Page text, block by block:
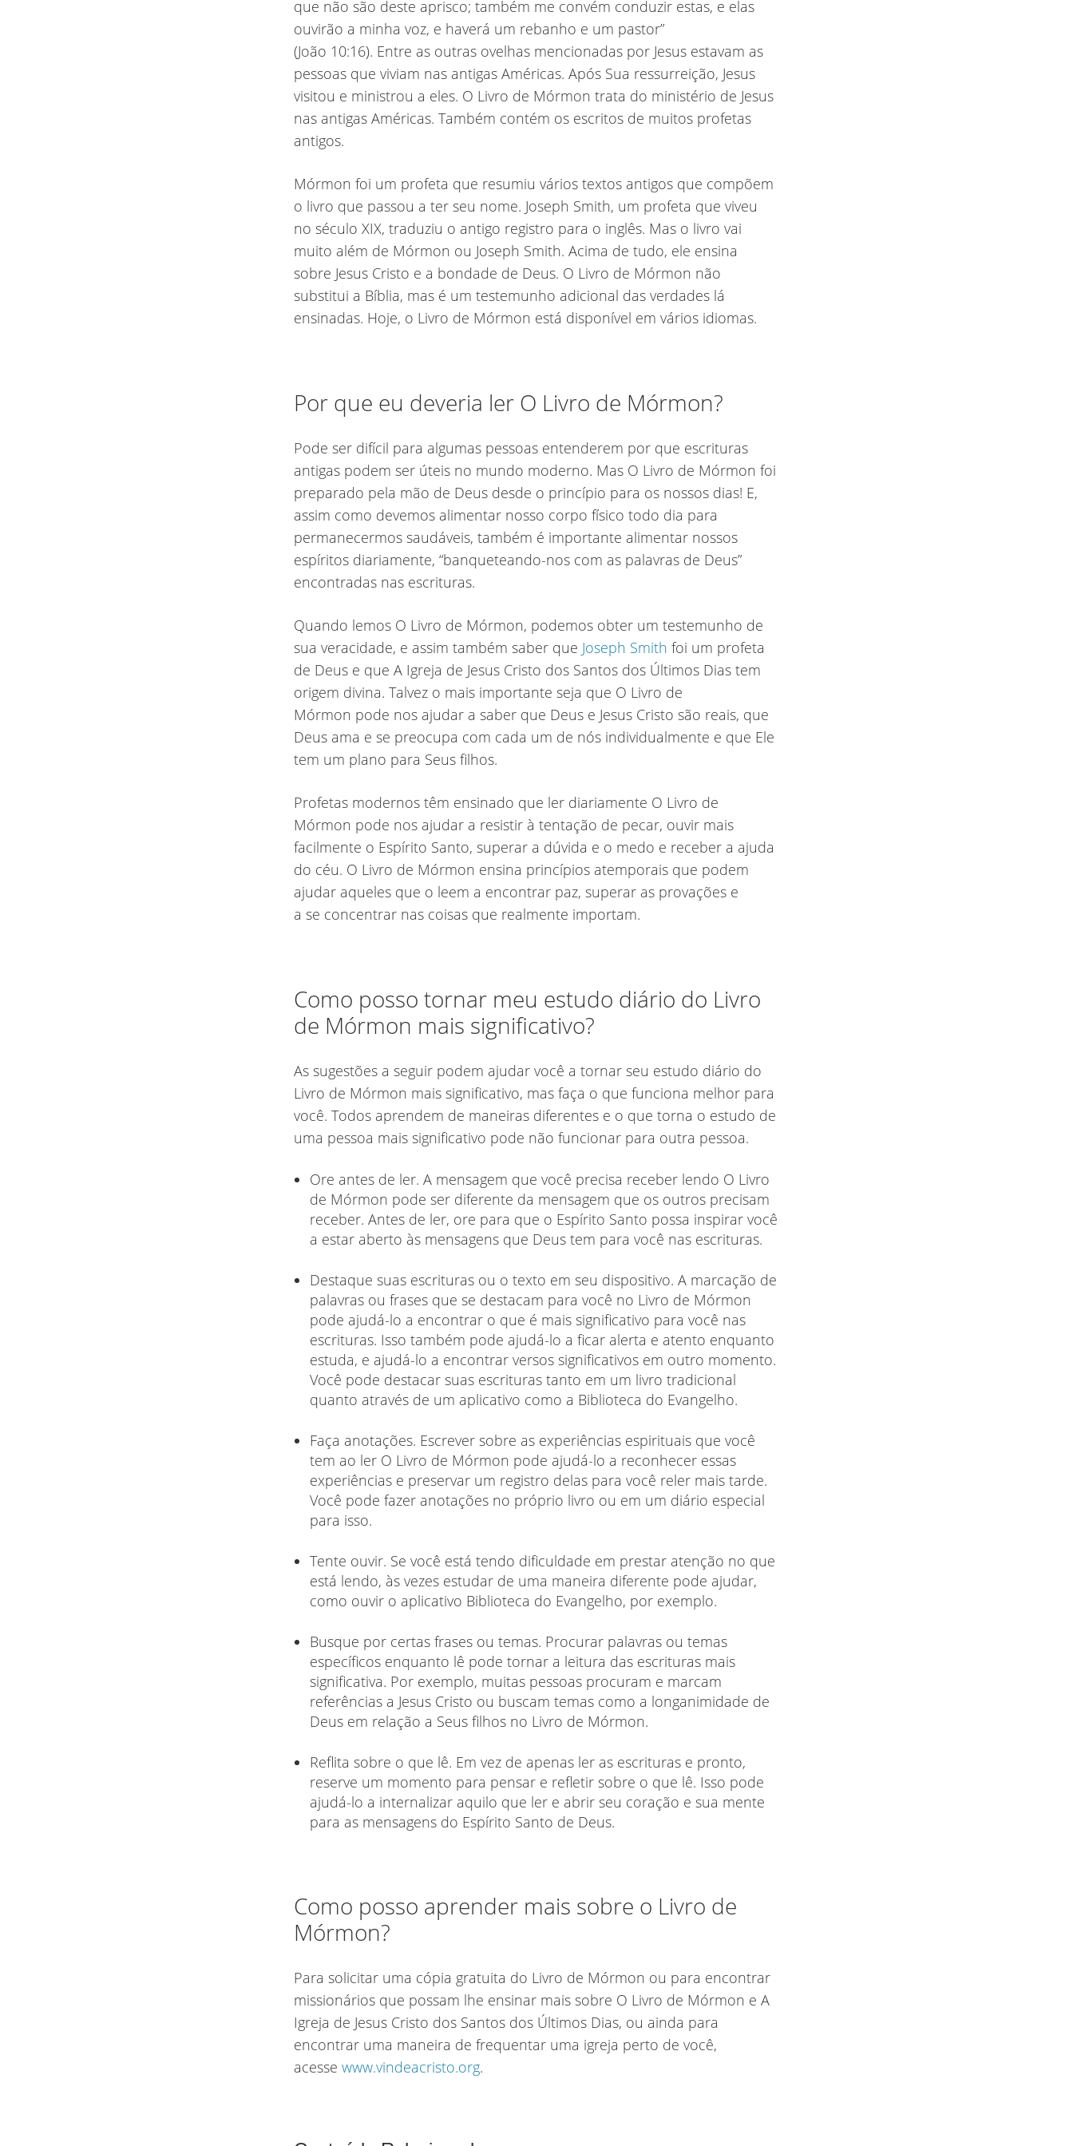
que não são deste aprisco; também me convém conduzir estas, e elas
ouvirão a minha voz, e haverá um rebanho e um pastor”
(João 10:16). Entre as outras ovelhas mencionadas por Jesus estavam as
pessoas que viviam nas antigas Américas. Após Sua ressurreição, Jesus
visitou e ministrou a eles. O Livro de Mórmon trata do ministério de Jesus
nas antigas Américas. Também contém os escritos de muitos profetas
antigos.
Mórmon foi um profeta que resumiu vários textos antigos que compõem
o livro que passou a ter seu nome. Joseph Smith, um profeta que viveu
no século XIX, traduziu o antigo registro para o inglês. Mas o livro vai
muito além de Mórmon ou Joseph Smith. Acima de tudo, ele ensina
sobre Jesus Cristo e a bondade de Deus. O Livro de Mórmon não
substitui a Bíblia, mas é um testemunho adicional das verdades lá
ensinadas. Hoje, o Livro de Mórmon está disponível em vários idiomas.
Por que eu deveria ler O Livro de Mórmon?
Pode ser difícil para algumas pessoas entenderem por que escrituras
antigas podem ser úteis no mundo moderno. Mas O Livro de Mórmon foi
preparado pela mão de Deus desde o princípio para os nossos dias! E,
assim como devemos alimentar nosso corpo físico todo dia para
permanecermos saudáveis, também é importante alimentar nossos
espíritos diariamente, “banqueteando-nos com as palavras de Deus”
encontradas nas escrituras.
Quando lemos O Livro de Mórmon, podemos obter um testemunho de
sua veracidade, e assim também saber que Joseph Smith foi um profeta
de Deus e que A Igreja de Jesus Cristo dos Santos dos Últimos Dias tem
origem divina. Talvez o mais importante seja que O Livro de
Mórmon pode nos ajudar a saber que Deus e Jesus Cristo são reais, que
Deus ama e se preocupa com cada um de nós individualmente e que Ele
tem um plano para Seus filhos.
Profetas modernos têm ensinado que ler diariamente O Livro de
Mórmon pode nos ajudar a resistir à tentação de pecar, ouvir mais
facilmente o Espírito Santo, superar a dúvida e o medo e receber a ajuda
do céu. O Livro de Mórmon ensina princípios atemporais que podem
ajudar aqueles que o leem a encontrar paz, superar as provações e
a se concentrar nas coisas que realmente importam.
Como posso tornar meu estudo diário do Livro
de Mórmon mais significativo?
As sugestões a seguir podem ajudar você a tornar seu estudo diário do
Livro de Mórmon mais significativo, mas faça o que funciona melhor para
você. Todos aprendem de maneiras diferentes e o que torna o estudo de
uma pessoa mais significativo pode não funcionar para outra pessoa.
Ore antes de ler. A mensagem que você precisa receber lendo O Livro
de Mórmon pode ser diferente da mensagem que os outros precisam
receber. Antes de ler, ore para que o Espírito Santo possa inspirar você
a estar aberto às mensagens que Deus tem para você nas escrituras.
Destaque suas escrituras ou o texto em seu dispositivo. A marcação de
palavras ou frases que se destacam para você no Livro de Mórmon
pode ajudá-lo a encontrar o que é mais significativo para você nas
escrituras. Isso também pode ajudá-lo a ficar alerta e atento enquanto
estuda, e ajudá-lo a encontrar versos significativos em outro momento.
Você pode destacar suas escrituras tanto em um livro tradicional
quanto através de um aplicativo como a Biblioteca do Evangelho.
Faça anotações. Escrever sobre as experiências espirituais que você
tem ao ler O Livro de Mórmon pode ajudá-lo a reconhecer essas
experiências e preservar um registro delas para você reler mais tarde.
Você pode fazer anotações no próprio livro ou em um diário especial
para isso.
Tente ouvir. Se você está tendo dificuldade em prestar atenção no que
está lendo, às vezes estudar de uma maneira diferente pode ajudar,
como ouvir o aplicativo Biblioteca do Evangelho, por exemplo.
Busque por certas frases ou temas. Procurar palavras ou temas
específicos enquanto lê pode tornar a leitura das escrituras mais
significativa. Por exemplo, muitas pessoas procuram e marcam
referências a Jesus Cristo ou buscam temas como a longanimidade de
Deus em relação a Seus filhos no Livro de Mórmon.
Reflita sobre o que lê. Em vez de apenas ler as escrituras e pronto,
reserve um momento para pensar e refletir sobre o que lê. Isso pode
ajudá-lo a internalizar aquilo que ler e abrir seu coração e sua mente
para as mensagens do Espírito Santo de Deus.
Como posso aprender mais sobre o Livro de
Mórmon?
Para solicitar uma cópia gratuita do Livro de Mórmon ou para encontrar
missionários que possam lhe ensinar mais sobre O Livro de Mórmon e A
Igreja de Jesus Cristo dos Santos dos Últimos Dias, ou ainda para
encontrar uma maneira de frequentar uma igreja perto de você,
acessewww.vindeacristo.org.